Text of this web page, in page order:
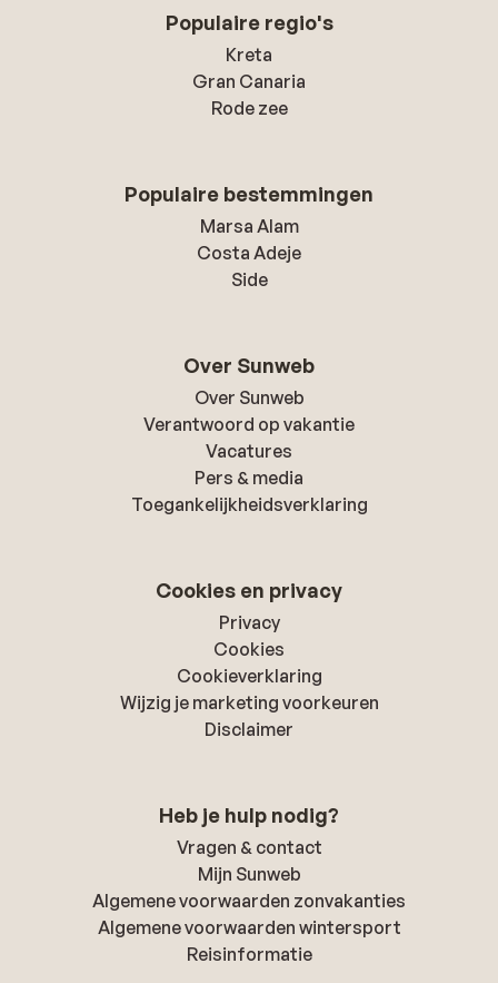
Populaire regio's
Kreta
Gran Canaria
Rode zee
Populaire bestemmingen
Marsa Alam
Costa Adeje
Side
Over Sunweb
Over Sunweb
Verantwoord op vakantie
Vacatures
Pers & media
Toegankelijkheidsverklaring
Cookies en privacy
Privacy
Cookies
Cookieverklaring
Wijzig je marketing voorkeuren
Disclaimer
Heb je hulp nodig?
Vragen & contact
Mijn Sunweb
Algemene voorwaarden zonvakanties
Algemene voorwaarden wintersport
Reisinformatie